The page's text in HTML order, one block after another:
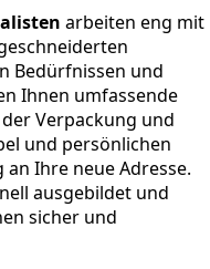
arbeiten eng mit
Bedürfnissen und
Ihnen umfassende
Verpackung und
und persönlichen
Ihre neue Adresse.
ausgebildet und
sicher und